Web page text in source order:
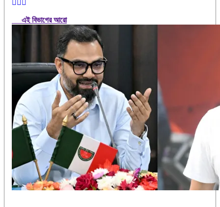
এই বিভাগের আরো